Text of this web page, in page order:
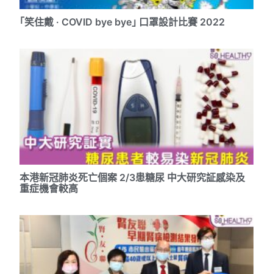
｢笑住戴 · COVID bye bye｣ 口罩設計比賽 2022
本港新冠肺炎死亡個案 2/3患糖尿 中大研究証感染及
重症機會較高